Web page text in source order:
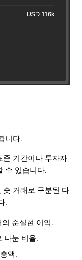
니다.
준 기간이나 투자자
수 있습니다.
숏 거래로 구분된 다
.
순실현 이익.
나눈 비율.
액.